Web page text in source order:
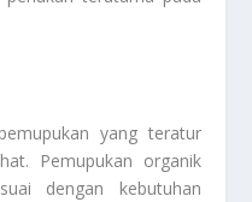
yang teratur
Pemupukan organik
dengan kebutuhan